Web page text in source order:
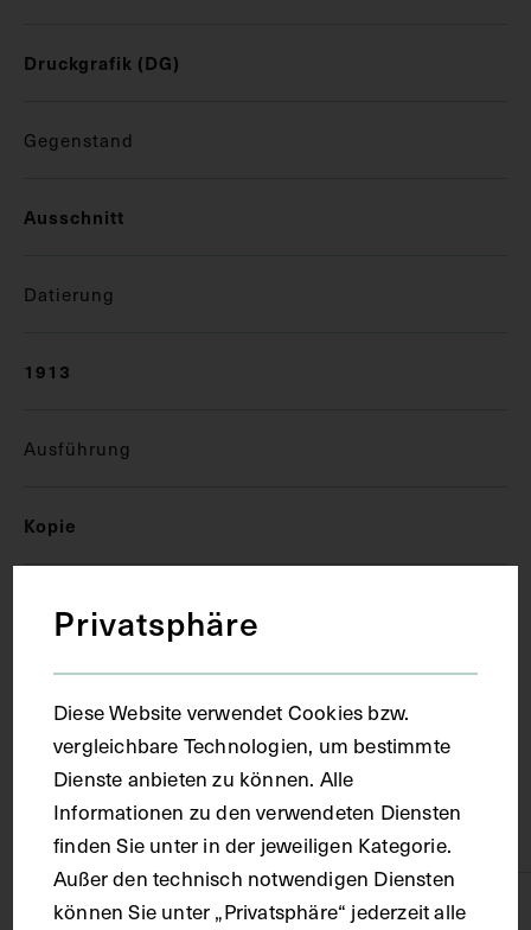
Druckgrafik (DG)
Gegenstand
Ausschnitt
Datierung
1913
Ausführung
Kopie
Paris
Material
Karton
Technik
Privatsphäre
Diese Website verwendet Cookies bzw.
vergleichbare Technologien, um bestimmte
Dienste anbieten zu können. Alle
Informationen zu den verwendeten Diensten
finden Sie unter in der jeweiligen Kategorie.
Außer den technisch notwendigen Diensten
können Sie unter „Privatsphäre“ jederzeit alle